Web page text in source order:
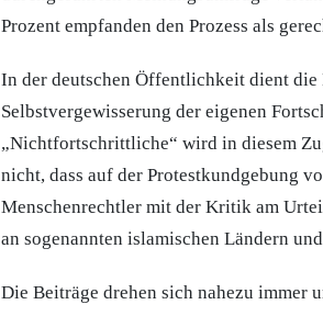
Prozent empfanden den Prozess als
In der deutschen Öffentlichkeit dient
Selbstvergewisserung der eigenen
„Nichtfortschrittliche“ wird in diesem
nicht, dass auf der Protestkundgebung
Menschenrechtler mit der Kritik am
an sogenannten islamischen Ländern
Die Beiträge drehen sich nahezu immer